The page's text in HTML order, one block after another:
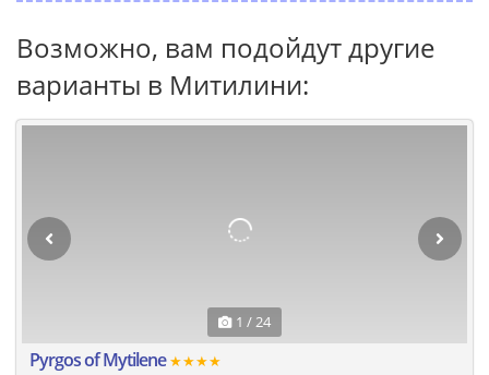
Возможно, вам подойдут другие
варианты в Митилини:
1 / 24
Pyrgos of Mytilene★★★★